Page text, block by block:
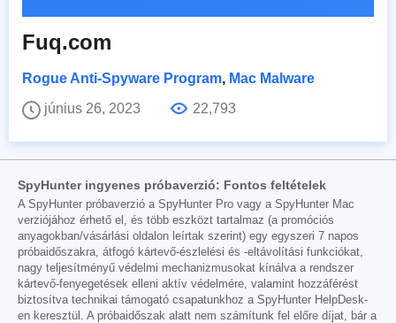
Fuq.com
Rogue Anti-Spyware Program, Mac Malware
június 26, 2023
22,793
SpyHunter ingyenes próbaverzió: Fontos feltételek
A SpyHunter próbaverzió a SpyHunter Pro vagy a SpyHunter Mac
verziójához érhető el, és több eszközt tartalmaz (a promóciós
anyagokban/vásárlási oldalon leírtak szerint) egy egyszeri 7 napos
próbaidőszakra, átfogó kártevő-észlelési és -eltávolítási funkciókat,
nagy teljesítményű védelmi mechanizmusokat kínálva a rendszer
kártevő-fenyegetések elleni aktív védelmére, valamint hozzáférést
biztosítva technikai támogató csapatunkhoz a SpyHunter HelpDesk-
en keresztül. A próbaidőszak alatt nem számítunk fel előre díjat, bár a